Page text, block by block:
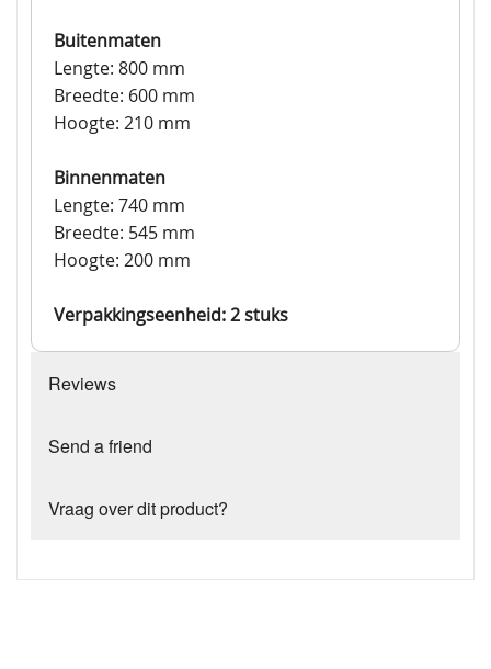
Buitenmaten
Lengte: 800 mm
Breedte: 600 mm
Hoogte: 210 mm
Binnenmaten
Lengte: 740 mm
Breedte: 545 mm
Hoogte: 200 mm
Verpakkingseenheid: 2 stuks
Reviews
Send a friend
Vraag over dit product?